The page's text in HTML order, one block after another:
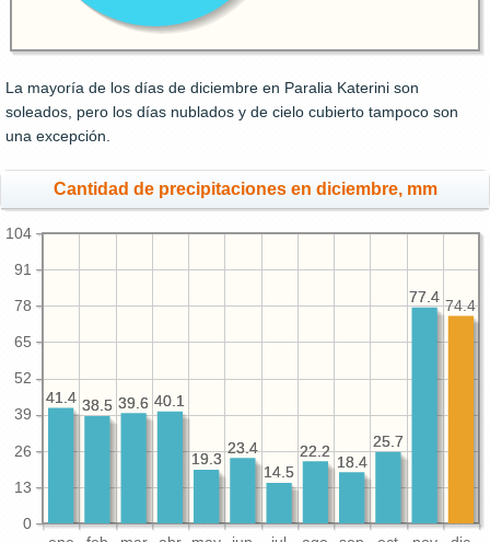
La mayoría de los días de diciembre en Paralia Katerini son
soleados, pero los días nublados y de cielo cubierto tampoco son
una excepción.
Cantidad de precipitaciones en diciembre, mm
0
13
26
39
52
65
78
91
104
77.4
25.7
18.4
22.2
14.5
23.4
19.3
40.1
39.6
38.5
41.4
74.4
77.4
25.7
18.4
22.2
14.5
23.4
19.3
40.1
39.6
38.5
41.4